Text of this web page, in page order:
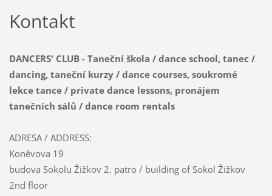
Kontakt
DANCERS' CLUB - Taneční škola / dance school, tanec /
dancing, taneční kurzy / dance courses, soukromé
lekce tance / private dance lessons, pronájem
tanečních sálů / dance room rentals
ADRESA / ADDRESS:
Koněvova 19
budova Sokolu Žižkov 2. patro / building of Sokol Žižkov
2nd floor